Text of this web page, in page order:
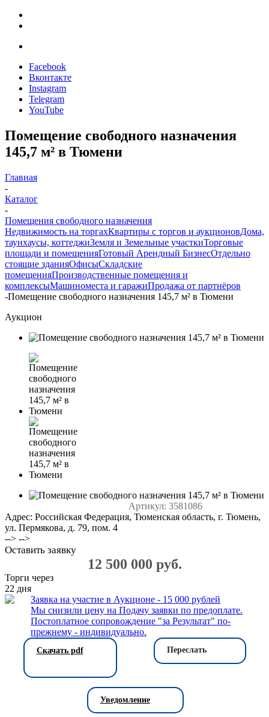
Facebook
Вконтакте
Instagram
Telegram
YouTube
Помещение свободного назначения
145,7 м² в Тюмени
Главная
-
Каталог
-
Помещения свободного назначения
Недвижимость на торгахКвартиры с торгов и аукционовДома,
таунхаусы, коттеджиЗемля и Земельные участкиТорговые
площади и помещенияГотовый Арендный БизнесОтдельно
стоящие зданияОфисыСкладские
помещенияПроизводственные помещения и
комплексыМашиноместа и гаражиПродажа от партнёров
-Помещение свободного назначения 145,7 м² в Тюмени
Аукцион
Артикул: 3581086
Адрес: Российская Федерация, Тюменская область, г. Тюмень,
ул. Пермякова, д. 79, пом. 4
12 500 000 руб.
Торги через
22 дня
--> -->
Оставить заявку
Заявка на участие в Аукционе - 15 000 рублей
Мы снизили цену на Подачу заявки по предоплате.
Постоплатное сопровождение "за Результат" по-
прежнему - индивидуально.
Переслать
Скачать pdf
Уведомление